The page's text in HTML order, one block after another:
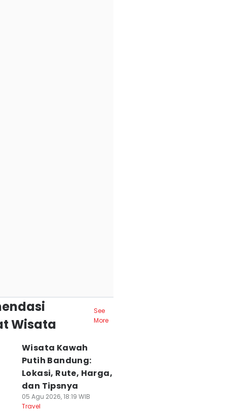
Wisata
See
More
Wisata Kawah
Putih Bandung:
Lokasi, Rute, Harga,
dan Tipsnya
05 Agu 2026, 18:19 WIB
Travel